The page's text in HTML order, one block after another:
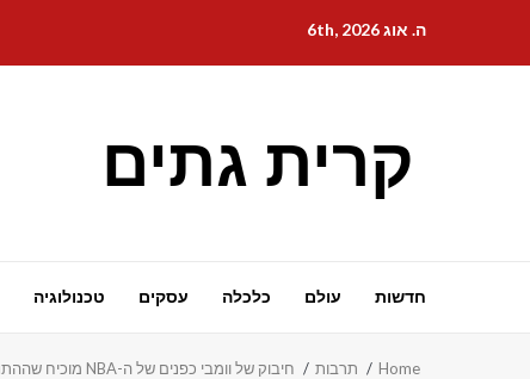
content
ה. אוג 6th, 2026
קרית גתים
חדשות עולם כלכלה עסקים טכנולוגיה
Home תרבות חיבוק של וומבי כפנים של ה-NBA מוכיח שההתנגדות לג'וקיץ' תמיד הייתה גזעית | בובי בורק